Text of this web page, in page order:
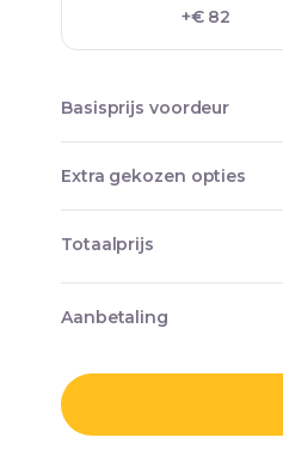
+€ 82
Basisprijs voordeur
Extra gekozen opties
Totaalprijs
Aanbetaling